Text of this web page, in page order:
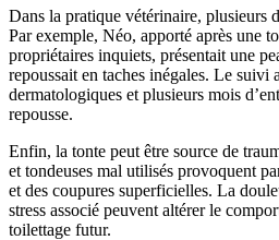
Dans la pratique vétérinaire, plusieurs
Par exemple, Néo, apporté après une
propriétaires inquiets, présentait une
repoussait en taches inégales. Le suivi
dermatologiques et plusieurs mois
repousse.
Enfin, la tonte peut être source de
et tondeuses mal utilisés provoquent
et des coupures superficielles. La
stress associé peuvent altérer le
toilettage futur.